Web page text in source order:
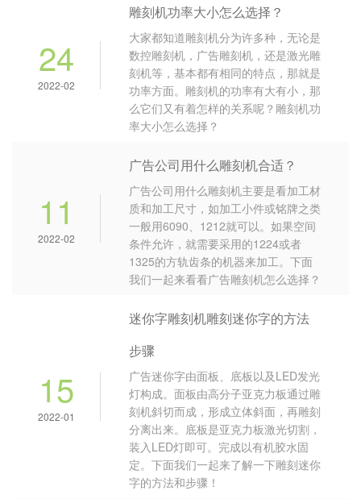
24
2022-02
雕刻机功率大小怎么选择？
大家都知道雕刻机分为许多种，无论是
数控雕刻机，广告雕刻机，还是激光雕
刻机等，基本都有相同的特点，那就是
功率方面。雕刻机的功率有大有小，那
么它们又有着怎样的关系呢？雕刻机功
率大小怎么选择？
11
2022-02
广告公司用什么雕刻机合适？
广告公司用什么雕刻机主要是看加工材
质和加工尺寸，如加工小件或铭牌之类
一般用6090、1212就可以。如果空间
条件允许，就需要采用的1224或者
1325的方轨齿条的机器来加工。下面
我们一起来看看广告雕刻机怎么选择？
15
2022-01
迷你字雕刻机雕刻迷你字的方法
步骤
广告迷你字由面板、底板以及LED发光
灯构成。面板由高分子亚克力板通过雕
刻机斜切而成，形成立体斜面，再雕刻
分离出来。底板是亚克力板激光切割，
装入LED灯即可。完成以有机胶水固
定。下面我们一起来了解一下雕刻迷你
字的方法和步骤！